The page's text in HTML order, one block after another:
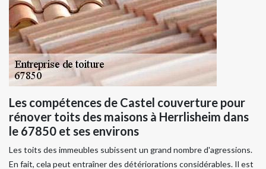
Les compétences de Castel couverture pour
rénover toits des maisons à Herrlisheim dans
le 67850 et ses environs
Les toits des immeubles subissent un grand nombre d'agressions.
En fait, cela peut entraîner des détériorations considérables. Il est